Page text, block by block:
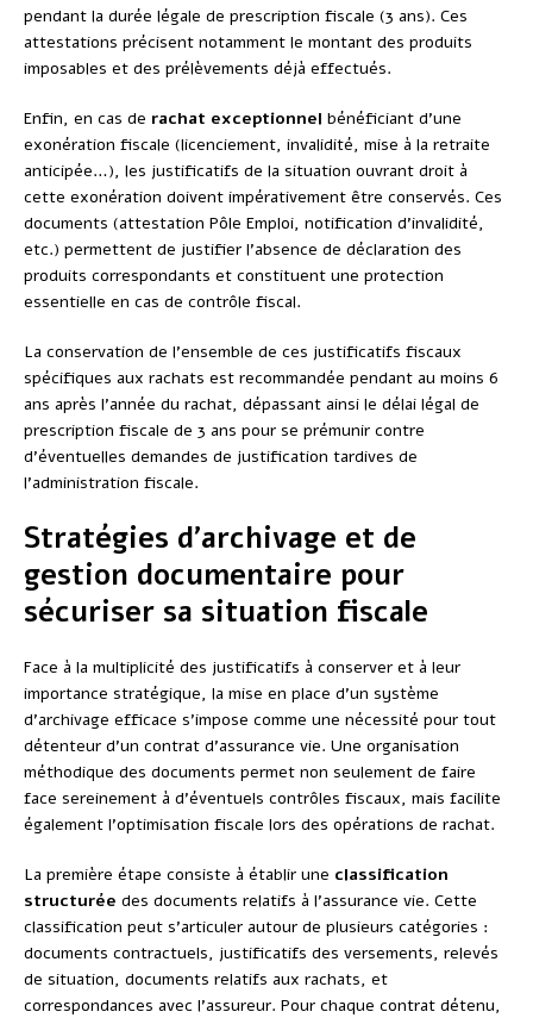
pendant la durée légale de prescription fiscale (3 ans). Ces
attestations précisent notamment le montant des produits
imposables et des prélèvements déjà effectués.
Enfin, en cas de rachat exceptionnel bénéficiant d’une
exonération fiscale (licenciement, invalidité, mise à la retraite
anticipée…), les justificatifs de la situation ouvrant droit à
cette exonération doivent impérativement être conservés. Ces
documents (attestation Pôle Emploi, notification d’invalidité,
etc.) permettent de justifier l’absence de déclaration des
produits correspondants et constituent une protection
essentielle en cas de contrôle fiscal.
La conservation de l’ensemble de ces justificatifs fiscaux
spécifiques aux rachats est recommandée pendant au moins 6
ans après l’année du rachat, dépassant ainsi le délai légal de
prescription fiscale de 3 ans pour se prémunir contre
d’éventuelles demandes de justification tardives de
l’administration fiscale.
Stratégies d’archivage et de
gestion documentaire pour
sécuriser sa situation fiscale
Face à la multiplicité des justificatifs à conserver et à leur
importance stratégique, la mise en place d’un système
d’archivage efficace s’impose comme une nécessité pour tout
détenteur d’un contrat d’assurance vie. Une organisation
méthodique des documents permet non seulement de faire
face sereinement à d’éventuels contrôles fiscaux, mais facilite
également l’optimisation fiscale lors des opérations de rachat.
La première étape consiste à établir une classification
structurée des documents relatifs à l’assurance vie. Cette
classification peut s’articuler autour de plusieurs catégories :
documents contractuels, justificatifs des versements, relevés
de situation, documents relatifs aux rachats, et
correspondances avec l’assureur. Pour chaque contrat détenu,